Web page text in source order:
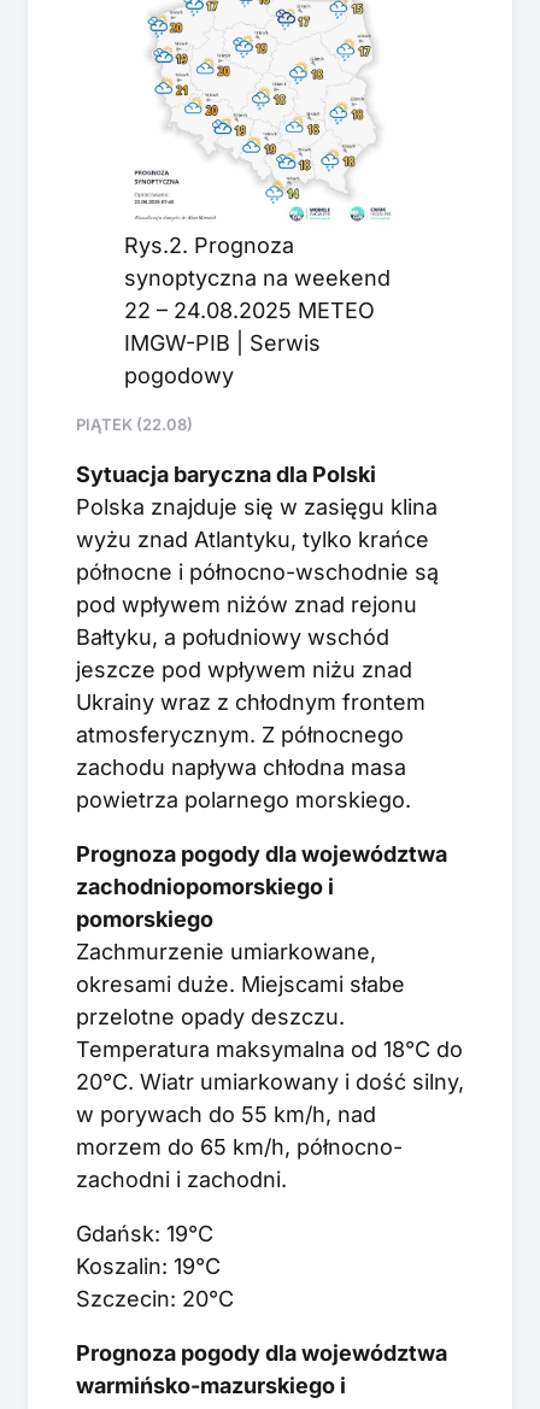
Rys.2. Prognoza
synoptyczna na weekend
22 – 24.08.2025 METEO
IMGW-PIB | Serwis
pogodowy
PIĄTEK (22.08)
Sytuacja baryczna dla Polski
Polska znajduje się w zasięgu klina
wyżu znad Atlantyku, tylko krańce
północne i północno-wschodnie są
pod wpływem niżów znad rejonu
Bałtyku, a południowy wschód
jeszcze pod wpływem niżu znad
Ukrainy wraz z chłodnym frontem
atmosferycznym. Z północnego
zachodu napływa chłodna masa
powietrza polarnego morskiego.
Prognoza pogody dla województwa
zachodniopomorskiego i
pomorskiego
Zachmurzenie umiarkowane,
okresami duże. Miejscami słabe
przelotne opady deszczu.
Temperatura maksymalna od 18°C do
20°C. Wiatr umiarkowany i dość silny,
w porywach do 55 km/h, nad
morzem do 65 km/h, północno-
zachodni i zachodni.
Gdańsk: 19°C
Koszalin: 19°C
Szczecin: 20°C
Prognoza pogody dla województwa
warmińsko-mazurskiego i